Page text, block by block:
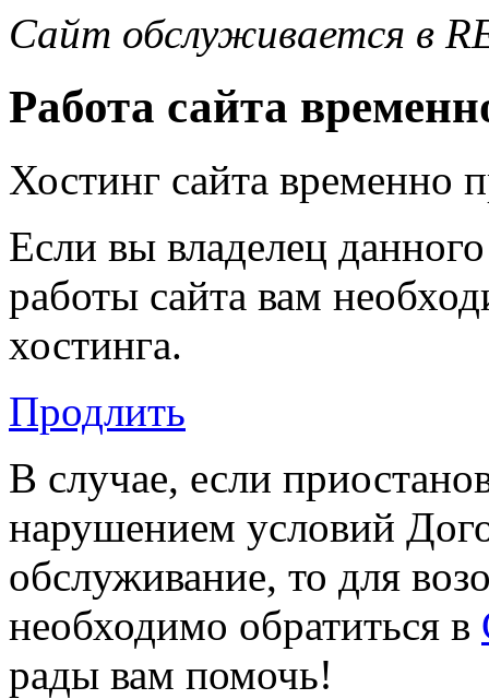
Сайт обслуживается в
Работа сайта
Хостинг сайта временно
Если вы владелец
работы сайта вам
хостинга.
Продлить
В случае, если
нарушением условий
обслуживание, то для
необходимо обратиться в
рады вам помочь!